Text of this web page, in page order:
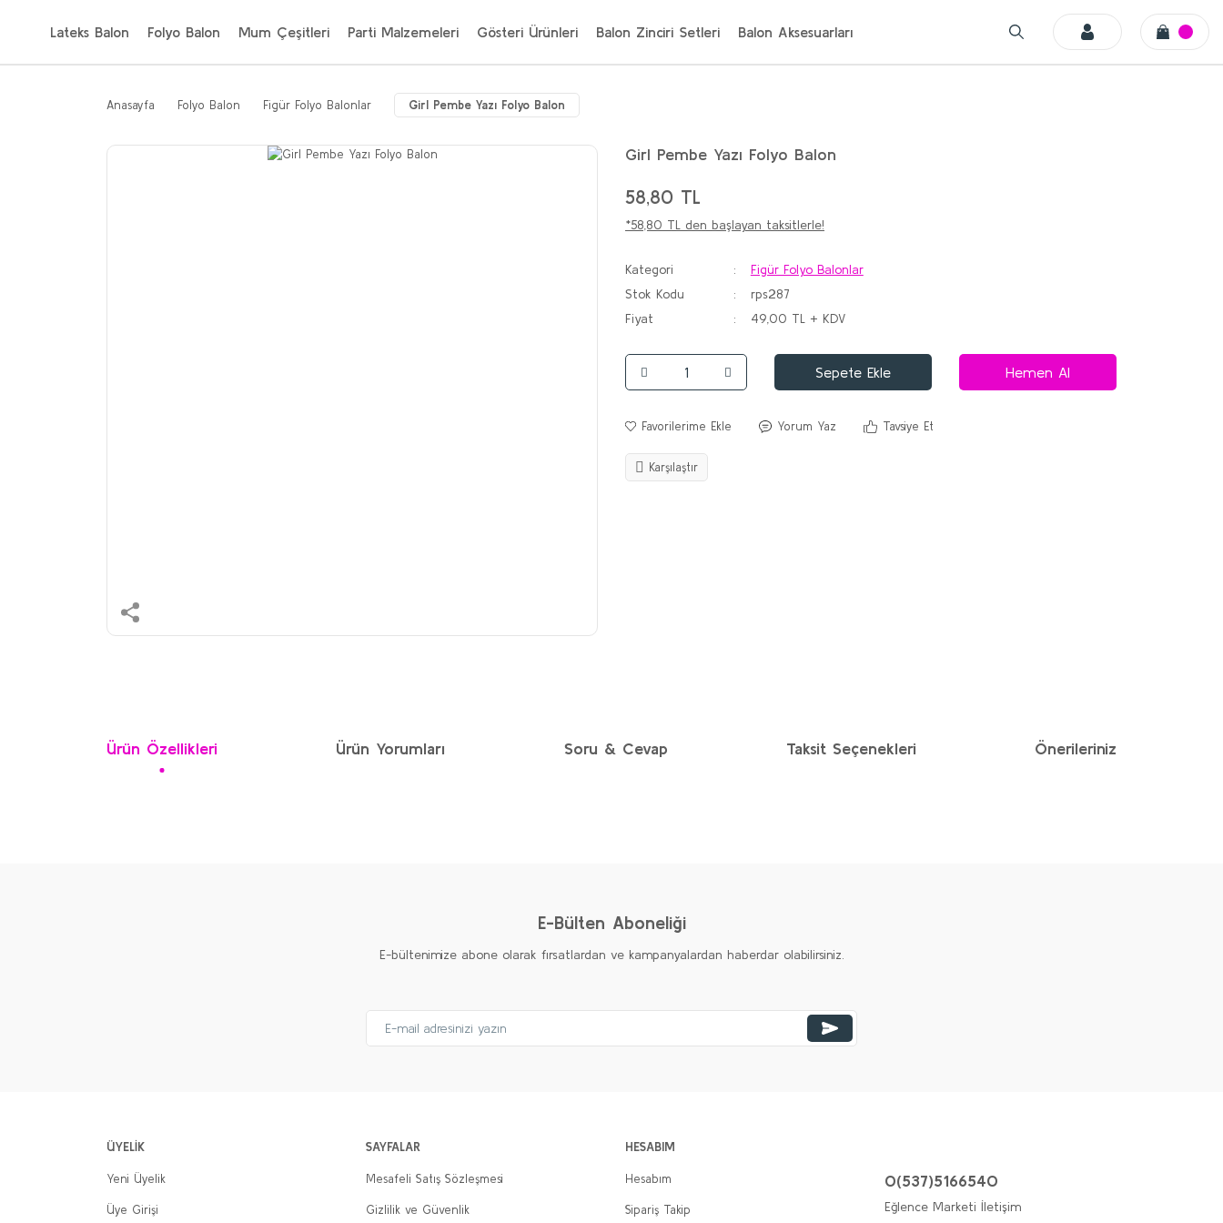
Lateks Balon Folyo Balon Mum Çeşitleri Parti Malzemeleri Gösteri Ürünleri Balon Zinciri Setleri Balon Aksesuarları
Anasayfa Folyo Balon Figür Folyo Balonlar Girl Pembe Yazı Folyo Balon
Girl Pembe Yazı Folyo Balon
58,80 TL
*58,80 TL den başlayan taksitlerle!
Kategori
Figür Folyo Balonlar
Stok Kodu
rps287
Fiyat
49,00 TL + KDV
Sepete Ekle Hemen Al
Yorum Yaz Tavsiye Et
Karşılaştır
Ürün Özellikleri Ürün Yorumları Soru & Cevap Taksit Seçenekleri Önerileriniz
E-Bülten Aboneliği
E-bültenimize abone olarak fırsatlardan ve kampanyalardan haberdar olabilirsiniz.
ÜYELİK
Yeni Üyelik
Üye Girişi
SAYFALAR
Mesafeli Satış Sözleşmesi
Gizlilik ve Güvenlik
HESABIM
Hesabım
Sipariş Takip
0(537)5166540
Eğlence Marketi İletişim